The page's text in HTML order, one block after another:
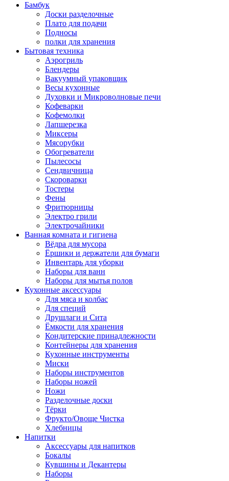
Бамбук
Доски разделочные
Плато для подачи
Подносы
полки для хранения
Бытовая техника
Аэрогриль
Блендеры
Вакуумный упаковщик
Весы кухонные
Духовки и Микроволновые печи
Кофеварки
Кофемолки
Лапшерезка
Миксеры
Мясорубки
Обогреватели
Пылесосы
Сендвичница
Скороварки
Тостеры
Фены
Фритюрницы
Электро грили
Электрочайники
Ванная комната и гигиена
Вёдра для мусора
Ёршики и держатели для бумаги
Инвентарь для уборки
Наборы для ванн
Наборы для мытья полов
Кухонные аксессуары
Для мяса и колбас
Для специй
Друшлаги и Сита
Ёмкости для хранения
Кондитерские принадлежности
Контейнеры для хранения
Кухонные инструменты
Миски
Наборы инструментов
Наборы ножей
Ножи
Разделочные доски
Тёрки
Фрукто/Овоще Чистка
Хлебницы
Напитки
Аксессуары для напитков
Бокалы
Кувшины и Декантеры
Наборы